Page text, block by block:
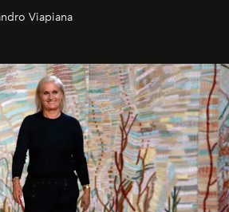
me perciben. Creo que es una
afirma.
Viapiana